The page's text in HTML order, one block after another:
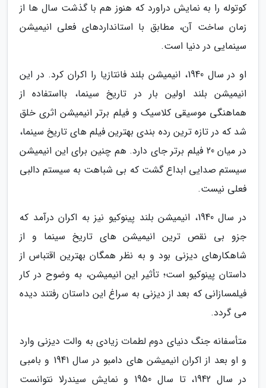
کوتوله را به نمایش دراورد که هنوز هم با گذشت سال ها از
زمان ساخت آن، مطابق با استانداردهای فعلی انیمیشن
سینمایی در دنیا است.
او در سال 1940، انیمیشن بلند فانتازیا را اکران کرد. در این
انیمیشن بلند اولین بار در تاریخ سینما، بااستفاده از
هماهنگی موسیقی کلاسیک و فیلم برتر انیمیشن اثری خلق
شد که در تازه ترین رده بندی بهترین فیلم های تاریخ سینما،
در میان 20 فیلم برتر جای دارد. هم چنین برای این انیمیشن
سیستم صدایی ابداع گشت که بی شباهت به سیستم دالبی
فعلی نیست.
در سال 1940، انیمیشن بلند پینوکیو نیز به اکران درآمد که
جزو بی نقص ترین انیمیشن های تاریخ سینما و از
شاهکارهای دیزنی بود و به نظر همگان بهترین اقتباس از
داستان پینوکیو است؛ تأثیر این انیمیشن، به وضوح در کار
فیلمسازانی که بعد از دیزنی به سراغ این داستان رفتند دیده
می گردد.
متأسفانه جنگ دنیای دوم لطمات زیادی به والت دیزنی وارد
و او بعد از اکران انیمیشن های دامبو در سال 1941 و بامبی
در سال 1942، تا سال 1950 و نمایش سیندرلا نتوانست